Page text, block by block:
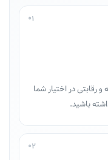
01
رقابتی در اختیار شما
باشید.
02